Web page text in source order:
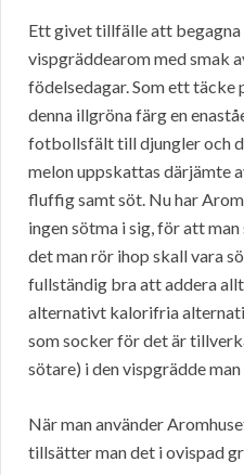
Ett givet tillfälle att begagna
vispgräddearom med smak
födelsedagar. Som ett
denna illgröna färg en
fotbollsfält till djungler och
melon uppskattas därjämte
fluffig samt söt. Nu har
ingen sötma i sig, för att
det man rör ihop skall vara
fullständig bra att addera
alternativt kalorifria
som socker för det är
sötare) i den vispgrädde
När man använder
tillsätter man det i ovispad